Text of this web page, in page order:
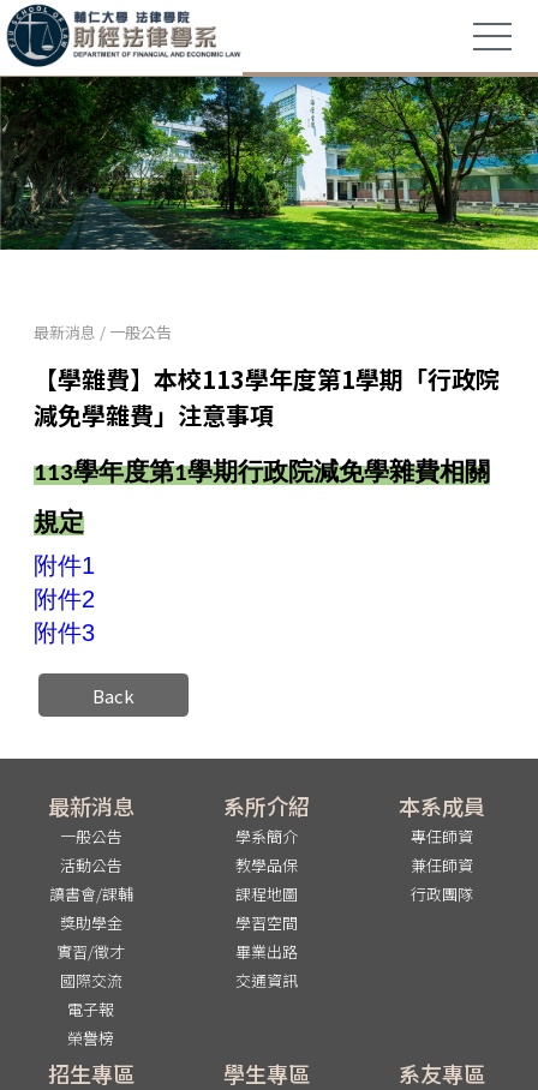
最新消息 / 一般公告
【學雜費】本校113學年度第1學期「行政院
減免學雜費」注意事項
113學年度第1學期行政院減免學雜費相關
規定
附件1
附件2
附件3
Back
最新消息
一般公告
活動公告
讀書會/課輔
獎助學金
實習/徵才
國際交流
電子報
榮譽榜
系所介紹
學系簡介
教學品保
課程地圖
學習空間
畢業出路
交通資訊
本系成員
專任師資
兼任師資
行政團隊
招生專區 學生專區 系友專區